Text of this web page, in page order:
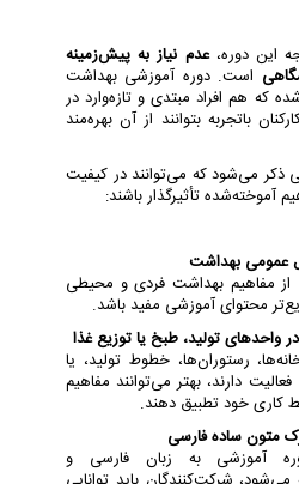
این دوره،عدم نیاز به پیش‌زمینه
است. دوره آموزشی بهداشت
که هم افراد مبتدی و تازه‌وارد در
باتجربه بتوانند از آن بهره‌مند
ذکر می‌شود که می‌توانند در کیفیت
آموخته‌شده تأثیرگذار باشند:
عمومی بهداشت
مفاهیم بهداشت فردی و محیطی
محتوای آموزشی مفید باشد.
واحدهای تولید، طبخ یا توزیع غذا
رستوران‌ها، خطوط تولید، یا
فعالیت دارند، بهتر می‌توانند مفاهیم
کاری خود تطبیق دهند.
متون ساده فارسی
آموزشی به زبان فارسی و